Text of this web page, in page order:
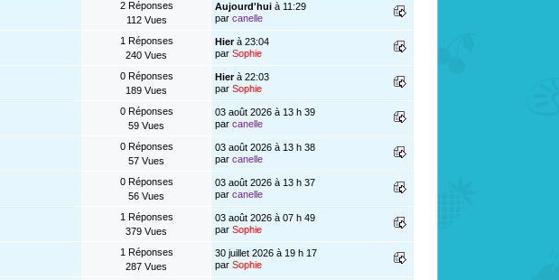
2 Réponses
112 Vues
Aujourd'hui à 11:29
parcanelle
1 Réponses
240 Vues
Hierà 23:04
parSophie
0 Réponses
189 Vues
Hierà 22:03
parSophie
0 Réponses
59 Vues
03 août 2026 à 13 h 39
parcanelle
0 Réponses
57 Vues
03 août 2026 à 13 h 38
parcanelle
0 Réponses
56 Vues
03 août 2026 à 13 h 37
parcanelle
1 Réponses
379 Vues
03 août 2026 à 07 h 49
parSophie
1 Réponses
287 Vues
30 juillet 2026 à 19 h 17
parSophie